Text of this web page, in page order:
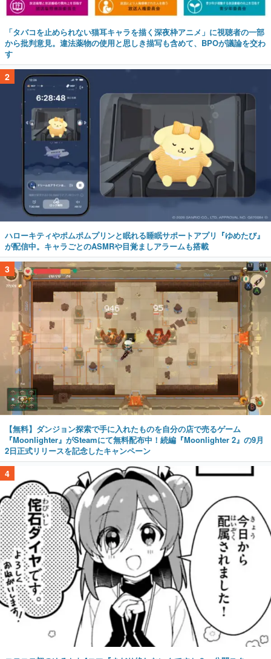
「タバコを止められない猫耳キャラを描く深夜枠アニメ」に視聴者の一部
から批判意見。違法薬物の使用と思しき描写も含めて、BPOが議論を交わ
す
2
ハローキティやポムポムプリンと眠れる睡眠サポートアプリ『ゆめたび』
が配信中。キャラごとのASMRや目覚ましアラームも搭載
3
【無料】ダンジョン探索で手に入れたものを自分の店で売るゲーム
『Moonlighter』がSteamにて無料配布中！続編『Moonlighter 2』の9月
2日正式リリースを記念したキャンペーン
4